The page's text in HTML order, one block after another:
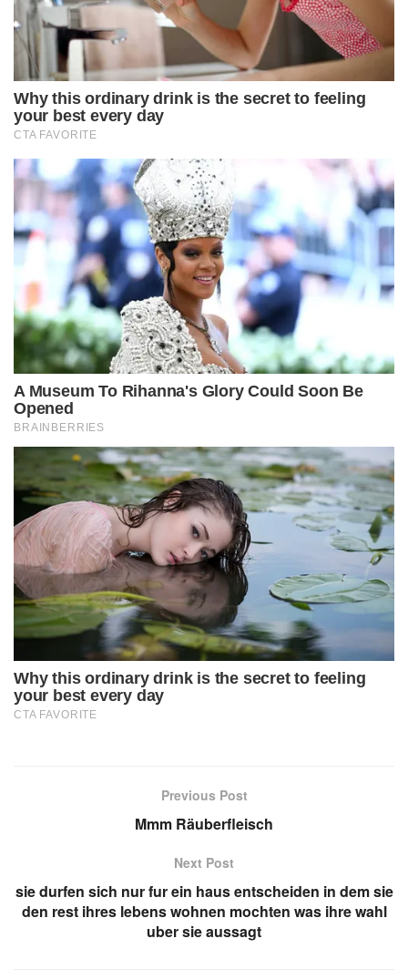
Previous Post
Mmm Räuberfleisch
Next Post
sie durfen sich nur fur ein haus entscheiden in dem sie
den rest ihres lebens wohnen mochten was ihre wahl
uber sie aussagt